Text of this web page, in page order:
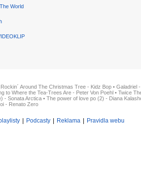
World
Rockin´ Around The Christmas Tree - Kidz Bop • Galadriel
to Where the Tea-Trees Are - Peter Von Poehl • Twice
- Sonata Arctica • The power of love po (2) - Diana
- Renato Zero
Podcasty Reklama Pravidla webu